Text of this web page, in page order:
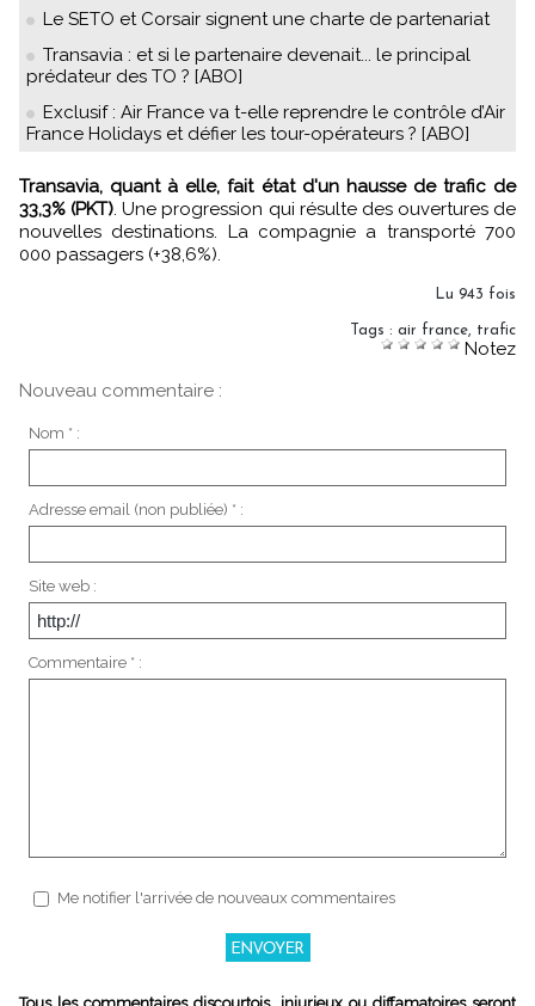
Le SETO et Corsair signent une charte de partenariat
Transavia : et si le partenaire devenait... le principal
prédateur des TO ? [ABO]
Exclusif : Air France va t-elle reprendre le contrôle d’Air
France Holidays et défier les tour-opérateurs ? [ABO]
Transavia, quant à elle, fait état d'un hausse de trafic de
33,3% (PKT). Une progression qui résulte des ouvertures de
nouvelles destinations. La compagnie a transporté 700
000 passagers (+38,6%).
Lu 943 fois
Tags : air france, trafic
Notez
Nouveau commentaire :
Nom * :
Adresse email (non publiée) * :
Site web :
Commentaire * :
Me notifier l'arrivée de nouveaux commentaires